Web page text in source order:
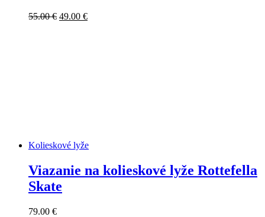
55.00€ Pôvodná
49.00 €Aktuálna
Kolieskové lyže
Viazanie na kolieskové lyže Rottefella
Skate
79.00 €